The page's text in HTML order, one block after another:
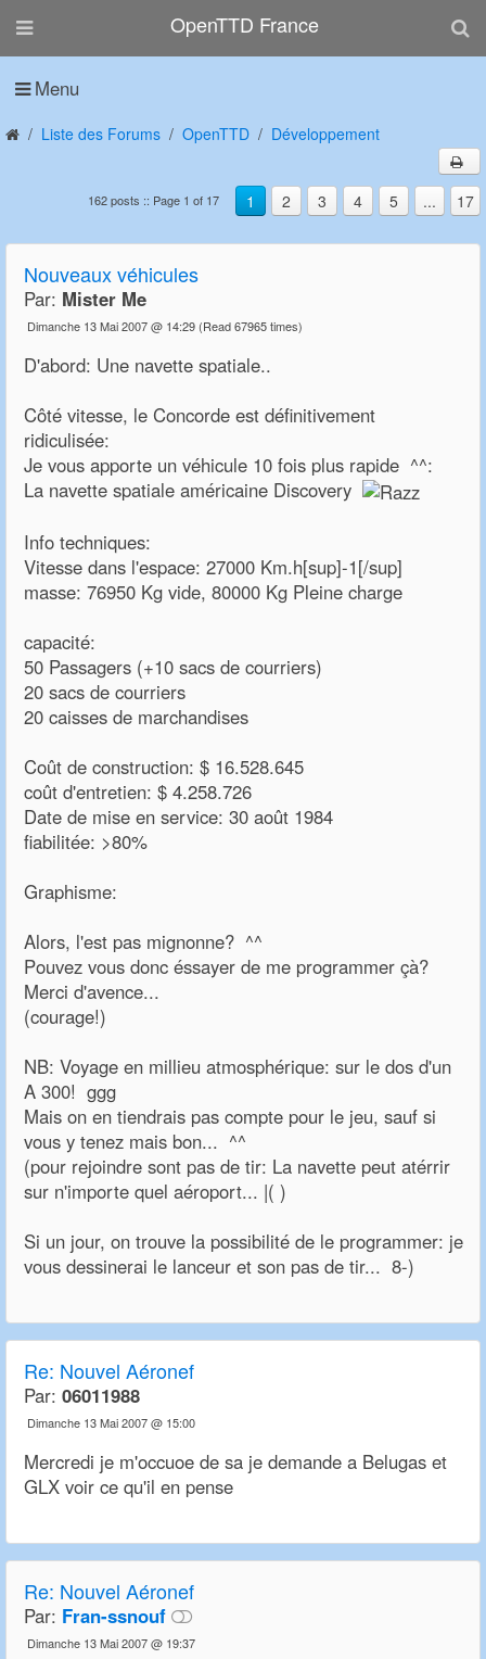
OpenTTD France
Menu
Liste des Forums OpenTTD Développement
1 2 3 4 5 ... 17
162 posts :: Page 1 of 17
Nouveaux véhicules
Par: Mister Me
Dimanche 13 Mai 2007 @ 14:29 (Read 67965 times)
D'abord: Une navette spatiale..
Côté vitesse, le Concorde est définitivement
ridiculisée:
Je vous apporte un véhicule 10 fois plus rapide ^^:
La navette spatiale américaine Discovery
Info techniques:
Vitesse dans l'espace: 27000 Km.h[sup]-1[/sup]
masse: 76950 Kg vide, 80000 Kg Pleine charge
capacité:
50 Passagers (+10 sacs de courriers)
20 sacs de courriers
20 caisses de marchandises
Coût de construction: $ 16.528.645
coût d'entretien: $ 4.258.726
Date de mise en service: 30 août 1984
fiabilitée: >80%
Graphisme:
Alors, l'est pas mignonne? ^^
Pouvez vous donc éssayer de me programmer çà?
Merci d'avence...
(courage!)
NB: Voyage en millieu atmosphérique: sur le dos d'un
A 300! ggg
Mais on en tiendrais pas compte pour le jeu, sauf si
vous y tenez mais bon... ^^
(pour rejoindre sont pas de tir: La navette peut atérrir
sur n'importe quel aéroport... |( )
Si un jour, on trouve la possibilité de le programmer: je
vous dessinerai le lanceur et son pas de tir... 8-)
Re: Nouvel Aéronef
Par: 06011988
Dimanche 13 Mai 2007 @ 15:00
Mercredi je m'occuoe de sa je demande a Belugas et
GLX voir ce qu'il en pense
Re: Nouvel Aéronef
Par: Fran-ssnouf
Dimanche 13 Mai 2007 @ 19:37